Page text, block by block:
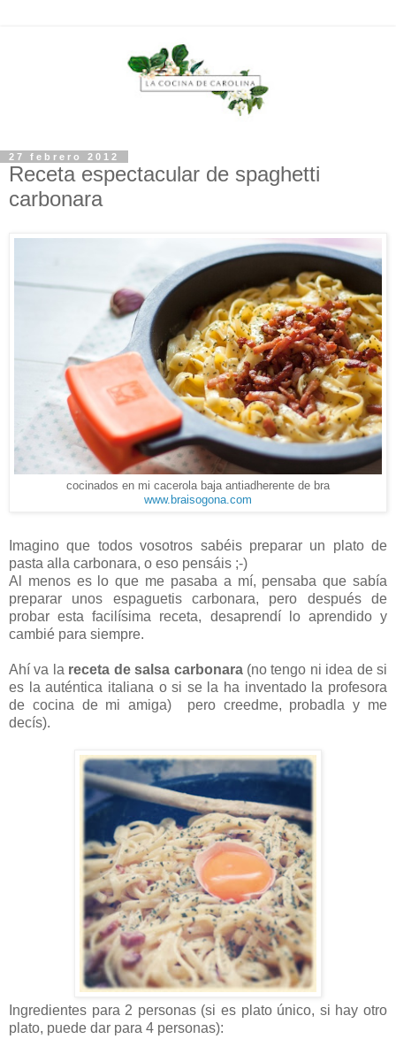
27 febrero 2012
Receta espectacular de spaghetti
carbonara
cocinados en mi cacerola baja antiadherente de bra
www.braisogona.com
Imagino que todos vosotros sabéis preparar un plato de
pasta alla carbonara, o eso pensáis ;-)
Al menos es lo que me pasaba a mí, pensaba que sabía
preparar unos espaguetis carbonara, pero después de
probar esta facilísima receta, desaprendí lo aprendido y
cambié para siempre.
Ahí va la receta de salsa carbonara(no tengo ni idea de si
es la auténtica italiana o si se la ha inventado la profesora
de cocina de mi amiga) pero creedme, probadla y me
decís).
Ingredientes para 2 personas (si es plato único, si hay otro
plato, puede dar para 4 personas):